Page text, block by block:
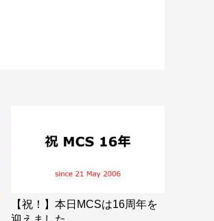
【祝！】本日MCSは16周年を